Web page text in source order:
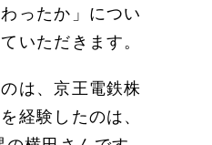
ったか」につい
いただきます。
は、京王電鉄株
経験したのは、